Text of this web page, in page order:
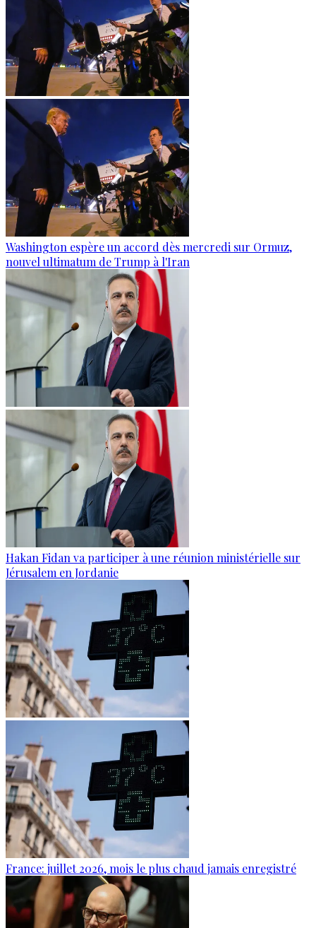
Washington espère un accord dès mercredi sur Ormuz,
nouvel ultimatum de Trump à l'Iran
Hakan Fidan va participer à une réunion ministérielle sur
Jérusalem en Jordanie
France: juillet 2026, mois le plus chaud jamais enregistré